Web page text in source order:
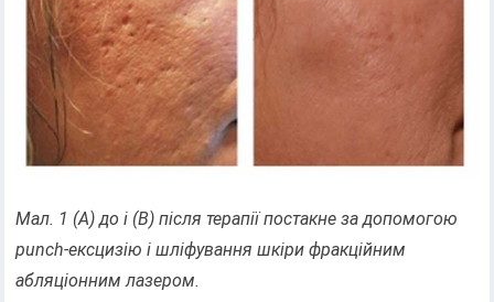
Мал. 1 (А) до і (В) після терапії постакне за допомогою
punch-ексцизію і шліфування шкіри фракційним
абляціонним лазером.